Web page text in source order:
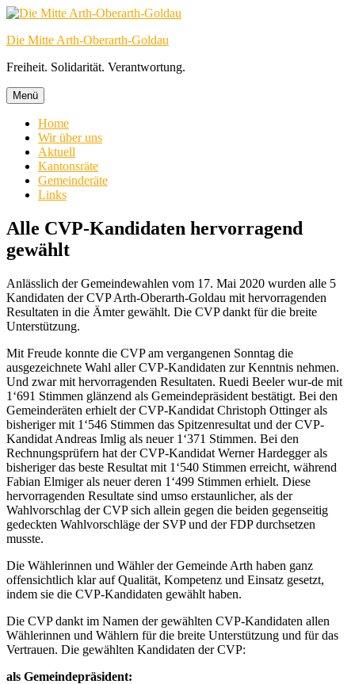
Zum
springen
Die Mitte Arth-Oberarth-Goldau
Freiheit. Solidarität. Verantwortung.
Menü
Home
Wir über uns
Aktuell
Kantonsräte
Gemeinderäte
Links
Alle CVP-Kandidaten hervorragend
gewählt
Anlässlich der Gemeindewahlen vom 17. Mai 2020 wurden alle 5
Kandidaten der CVP Arth-Oberarth-Goldau mit hervorragenden
Resultaten in die Ämter gewählt. Die CVP dankt für die breite
Unterstützung.
Mit Freude konnte die CVP am vergangenen Sonntag die
ausgezeichnete Wahl aller CVP-Kandidaten zur Kenntnis nehmen.
Und zwar mit hervorragenden Resultaten. Ruedi Beeler wur-de mit
1‘691 Stimmen glänzend als Gemeindepräsident bestätigt. Bei den
Gemeinderäten erhielt der CVP-Kandidat Christoph Ottinger als
bisheriger mit 1‘546 Stimmen das Spitzenresultat und der CVP-
Kandidat Andreas Imlig als neuer 1‘371 Stimmen. Bei den
Rechnungsprüfern hat der CVP-Kandidat Werner Hardegger als
bisheriger das beste Resultat mit 1‘540 Stimmen erreicht, während
Fabian Elmiger als neuer deren 1‘499 Stimmen erhielt. Diese
hervorragenden Resultate sind umso erstaunlicher, als der
Wahlvorschlag der CVP sich allein gegen die beiden gegenseitig
gedeckten Wahlvorschläge der SVP und der FDP durchsetzen
musste.
Die Wählerinnen und Wähler der Gemeinde Arth haben ganz
offensichtlich klar auf Qualität, Kompetenz und Einsatz gesetzt,
indem sie die CVP-Kandidaten gewählt haben.
Die CVP dankt im Namen der gewählten CVP-Kandidaten allen
Wählerinnen und Wählern für die breite Unterstützung und für das
Vertrauen. Die gewählten Kandidaten der CVP:
als Gemeindepräsident: